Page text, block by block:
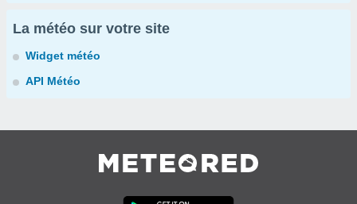
La météo sur votre site
Widget météo
API Météo